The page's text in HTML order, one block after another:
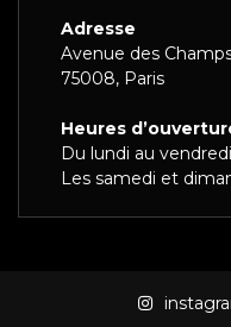
Adresse
Avenue des
75008, Paris
Heures
Du lundi au
Les samedi et